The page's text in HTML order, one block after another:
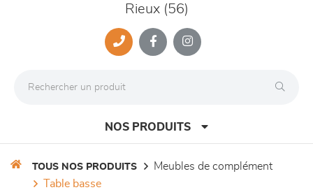
Rieux (56)
NOS PRODUITS
TOUS NOS PRODUITS
meubles de complément
table basse